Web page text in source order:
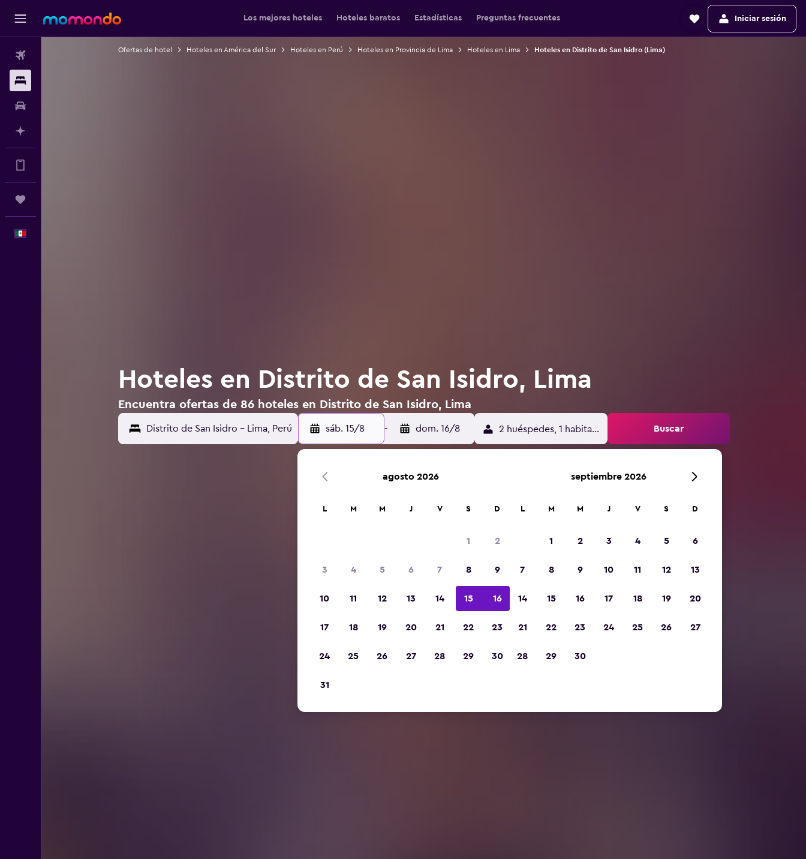
Los mejores hoteles Hoteles baratos Estadísticas Preguntas frecuentes Iniciar sesión
Ofertas de hotel Hoteles en América del Sur Hoteles en Perú Hoteles en Provincia de Lima Hoteles en Lima Hoteles en Distrito de San Isidro (Lima)
Hoteles en Distrito de San Isidro, Lima
Encuentra ofertas de 86 hoteles en Distrito de San Isidro, Lima
Distrito de San Isidro - Lima, Perú sáb. 15/8 - dom. 16/8 2 huéspedes, 1 habitación Buscar
agosto 2026
L M M J V S D
1 2
3 4 5 6 7 8 9
10 11 12 13 14 15 16
17 18 19 20 21 22 23
24 25 26 27 28 29 30
31
septiembre 2026
L M M J V S D
1 2 3 4 5 6
7 8 9 10 11 12 13
14 15 16 17 18 19 20
21 22 23 24 25 26 27
28 29 30